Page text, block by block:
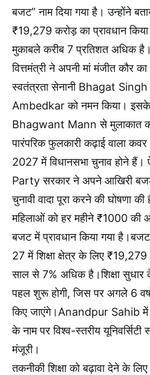
बजट” नाम दिया गया है। उन्होंने
₹19,279 करोड़ का प्रावधान
मुकाबले करीब 7 प्रतिशत अधिक
वित्तमंत्री ने अपनी मां मंजीत कौर
स्वतंत्रता सेनानी Bhagat Singh
Ambedkar को नमन किया। इसके
Bhagwant Mann से मुलाकात
पारंपरिक फुलकारी कढ़ाई वाला
2027 में विधानसभा चुनाव होने
Party सरकार ने अपने आखिरी
चुनावी वादा पूरा करने की घोषणा
महिलाओं को हर महीने ₹1000 की
बजट में प्रावधान किया गया
27 में शिक्षा क्षेत्र के लिए
साल से 7% अधिक है।शिक्षा सुधार
पहल शुरू होगी, जिस पर अगले 6
किए जाएंगे।Anandpur Sahib
के नाम पर विश्व-स्तरीय यूनिवर्सिटी
मंजूरी।
तकनीकी शिक्षा को बढ़ावा देने के